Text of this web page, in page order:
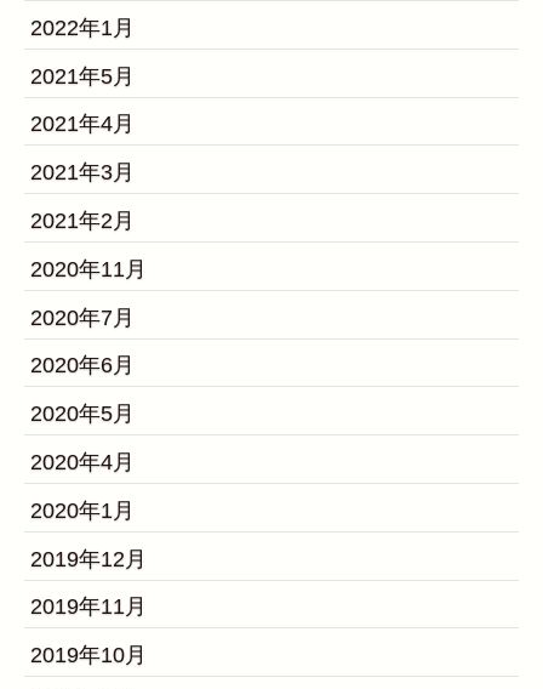
2022年1月
2021年5月
2021年4月
2021年3月
2021年2月
2020年11月
2020年7月
2020年6月
2020年5月
2020年4月
2020年1月
2019年12月
2019年11月
2019年10月